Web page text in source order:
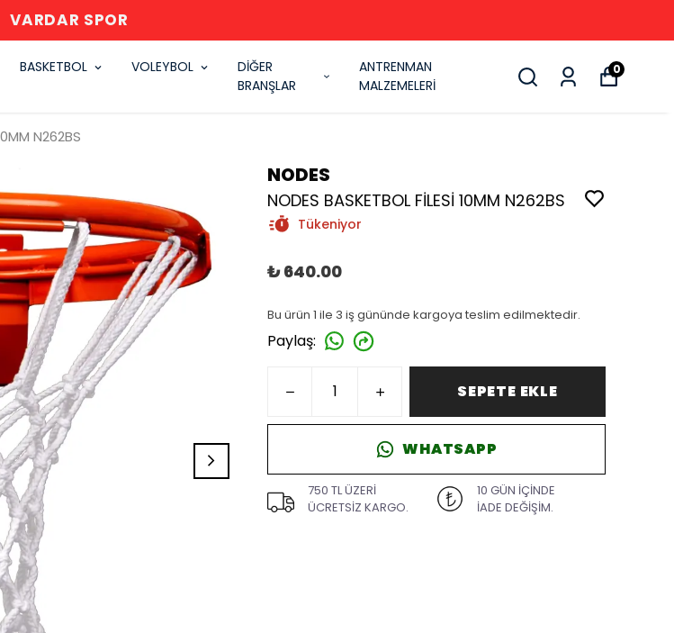
VARDAR SPOR
BASKETBOL VOLEYBOL
DİĞER
BRANŞLAR
ANTRENMAN
MALZEMELERİ
0
N262BS
NODES
NODES BASKETBOL FİLESİ 10MM N262BS
Tükeniyor
₺ 640.00
Bu ürün 1 ile 3 iş gününde kargoya teslim edilmektedir.
Paylaş:
SEPETE EKLE
WHATSAPP
750 TL ÜZERİ
ÜCRETSİZ KARGO.
10 GÜN İÇİNDE
İADE DEĞİŞİM.